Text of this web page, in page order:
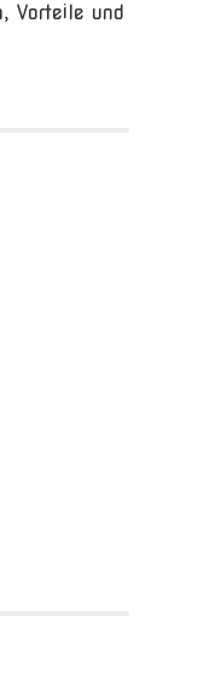
Vorteile und